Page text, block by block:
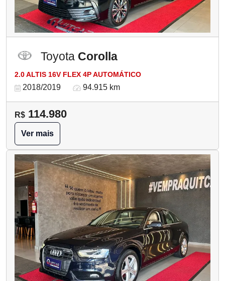
Toyota Corolla
2.0 ALTIS 16V FLEX 4P AUTOMÁTICO
2018/2019 94.915 km
R$ 114.980
Ver mais